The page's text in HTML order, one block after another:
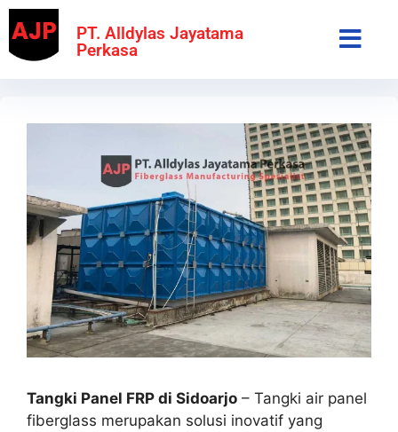
PT. Alldylas Jayatama
Perkasa
Tangki Panel FRP di Sidoarjo – Tangki air panel
fiberglass merupakan solusi inovatif yang